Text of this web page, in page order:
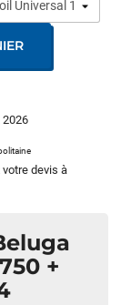
+
2026
devis à